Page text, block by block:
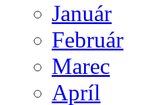
Január
Február
Marec
Apríl